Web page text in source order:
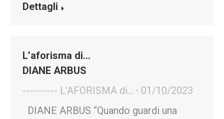
Dettagli
L’aforisma di…
DIANE ARBUS
---------- L'AFORISMA di...
01/10/2023
DIANE ARBUS “Quando guardi una